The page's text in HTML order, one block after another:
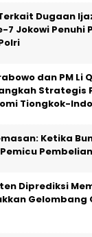
Dugaan
7 Jokowi Penuhi
dan PM Li
Strategis
Tiongkok-
Ketika
Pembelian
Diprediksi
Gelombang